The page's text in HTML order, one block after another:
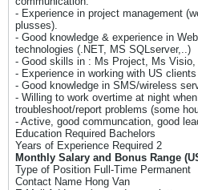
- Experience in project management
plusses).
- Good knowledge & experience in
technologies (.NET, MS SQLserver,..)
- Good skills in : Ms Project, Ms
- Experience in working with US
- Good knowledge in SMS/wireless
- Willing to work overtime at night
troubleshoot/report problems (some
- Active, good communcation, good
Education Required Bachelors
Years of Experience Required 2
Monthly Salary and Bonus Range
Type of Position Full-Time Permanent
Contact Name Hong Van